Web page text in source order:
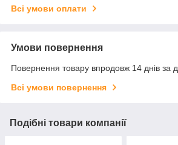
Всі умови оплати
Умови повернення
Повернення товару впродовж 14 днів за
Всі умови повернення
Подібні товари компанії